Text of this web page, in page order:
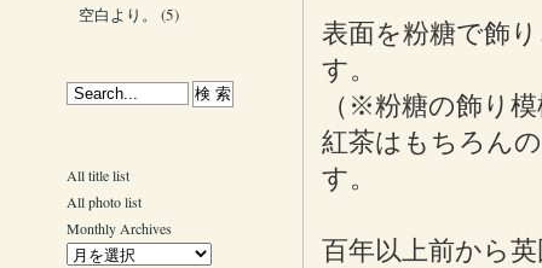
表面を粉糖で飾
す。
（※粉糖の飾り
紅茶はもちろん
す。
百年以上前から
空白より。
(5)
All title list
All photo list
Monthly Archives